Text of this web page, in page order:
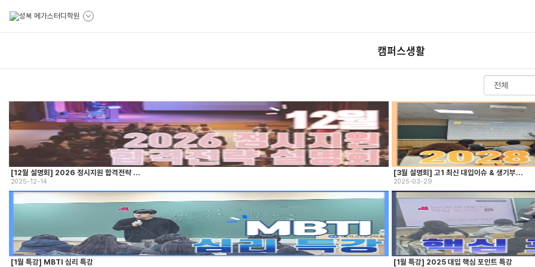
캠퍼스생활
[12월 설명회] 2026 정시지원 합격전략 ...
2025-12-14
[3월 설명회] 고1 최신 대입이슈 & 생기부...
2025-03-29
[1월 특강] MBTI 심리 특강 [1월 특강] 2025 대입 핵심 포인트 특강